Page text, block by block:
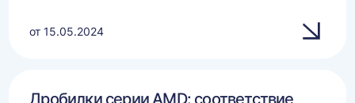
от 15.05.2024
Дробилки серии AMD: соответствие